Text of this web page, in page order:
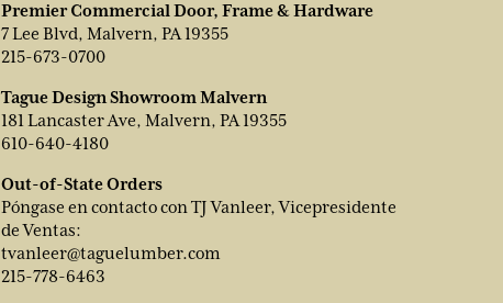
Premier Commercial Door, Frame & Hardware
7 Lee Blvd, Malvern, PA 19355
215-673-0700
Tague Design Showroom Malvern
181 Lancaster Ave, Malvern, PA 19355
610-640-4180
Out-of-State Orders
Póngase en contacto con TJ Vanleer, Vicepresidente
de Ventas:
tvanleer@taguelumber.com
215-778-6463